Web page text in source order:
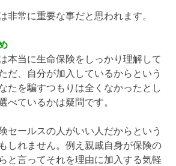
非常に重要な事だと思われます。
本当に生命保険をしっかり理解して
だ、自分が加入しているからという
たを騙すつもりは全くなかったとし
べているかは疑問です。
セールスの人がいい人だからという
しれません。例え親戚自身が保険の
と言ってそれを理由に加入する気軽